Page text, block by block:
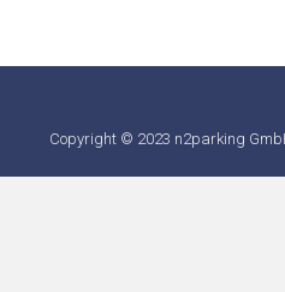
Copyright © 2023 n2parking